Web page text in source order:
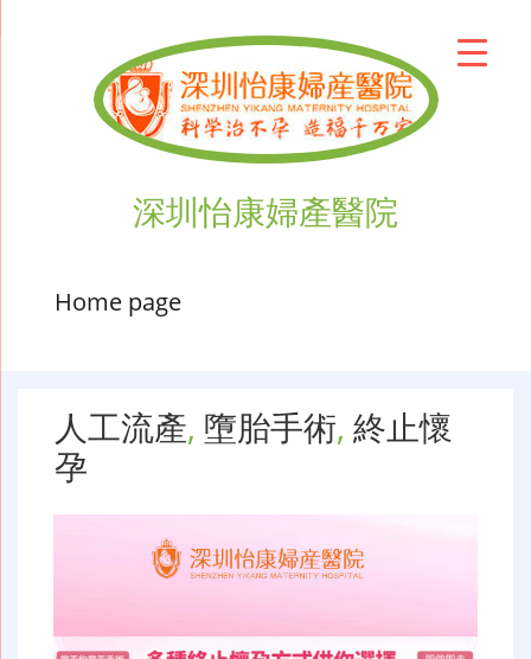
深圳怡康婦產醫院
Home page
人工流產, 墮胎手術, 終止懷
孕